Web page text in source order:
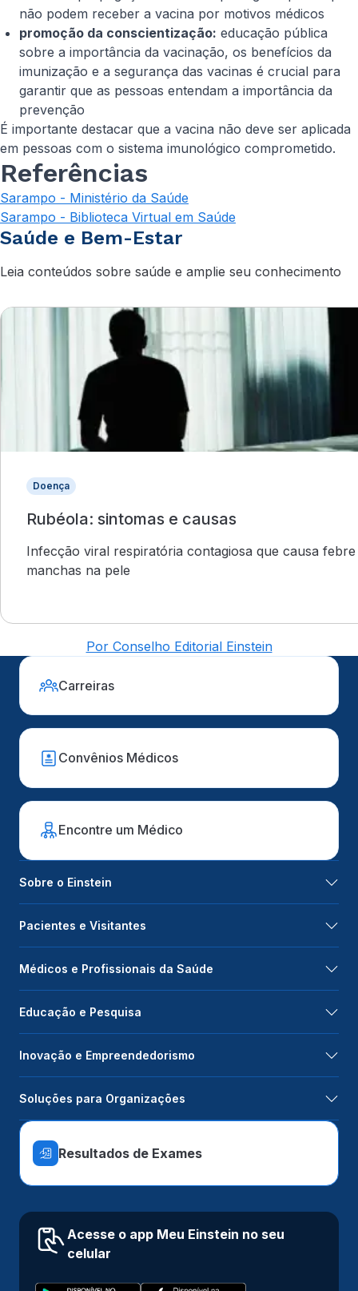
não podem receber a vacina por motivos médicos
promoção da conscientização: educação pública
sobre a importância da vacinação, os benefícios da
imunização e a segurança das vacinas é crucial para
garantir que as pessoas entendam a importância da
prevenção
É importante destacar que a vacina não deve ser aplicada
em pessoas com o sistema imunológico comprometido.
Referências
Sarampo - Ministério da Saúde
Sarampo - Biblioteca Virtual em Saúde
Saúde e Bem-Estar
Leia conteúdos sobre saúde e amplie seu conhecimento
Doença
Rubéola: sintomas e causas
Infecção viral respiratória contagiosa que causa febre
manchas na pele
Por Conselho Editorial Einstein
Carreiras
Convênios Médicos
Encontre um Médico
Sobre o Einstein
Pacientes e Visitantes
Médicos e Profissionais da Saúde
Educação e Pesquisa
Inovação e Empreendedorismo
Soluções para Organizações
Resultados de Exames
Acesse o app Meu Einstein no seu
celular